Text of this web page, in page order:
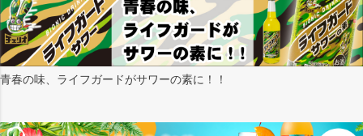
青春の味、ライフガードがサワーの素に！！